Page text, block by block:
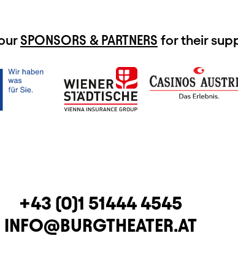
SPONSORS & PARTNERS for their
TELEPHONE
+43 (0)1 51444 4545
E-MAIL
INFO@BURGTHEATER.AT